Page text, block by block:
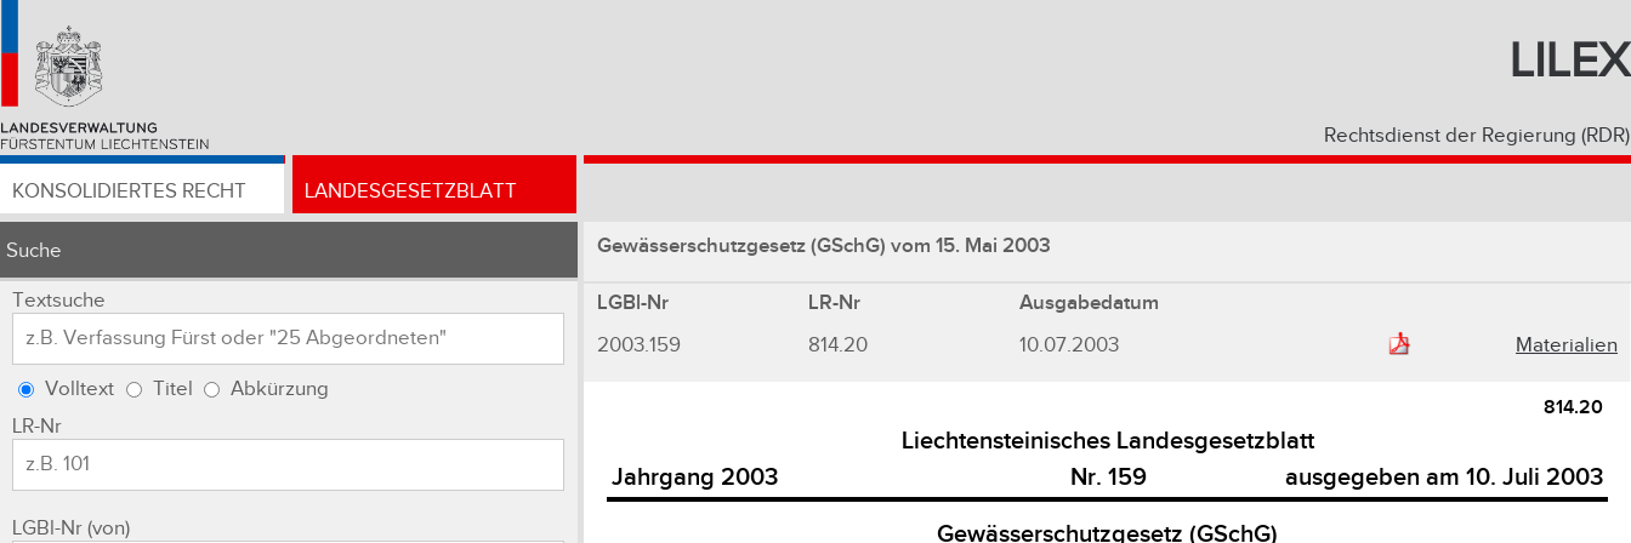
LILEX
Rechtsdienst der Regierung (RDR)
KONSOLIDIERTES RECHT LANDESGESETZBLATT
Suche
Textsuche
Volltext Titel
Abkürzung
LR-Nr
LGBl-Nr (von)
Gewässerschutzgesetz (GSchG) vom 15. Mai 2003
LGBl-Nr LR-Nr Ausgabedatum
2003.159 814.20 10.07.2003 Materialien